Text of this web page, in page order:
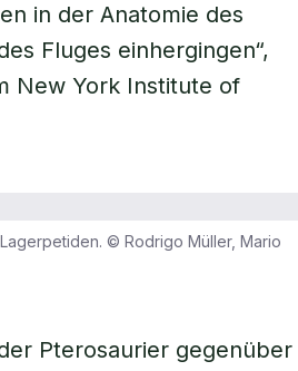
in der Anatomie des
Fluges einhergingen“,
New York Institute of
© Rodrigo Müller, Mario
Pterosaurier gegenüber